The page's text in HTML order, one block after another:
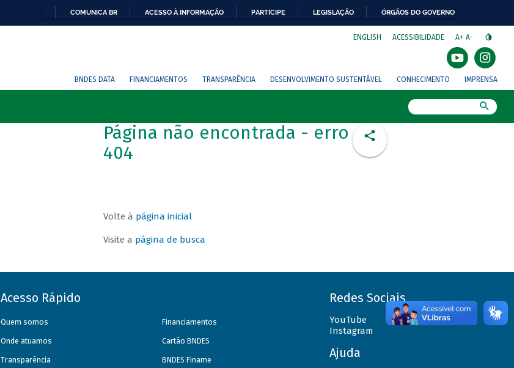
COMUNICA BR ACESSO À INFORMAÇÃO PARTICIPE LEGISLAÇÃO ÓRGÃOS DO GOVERNO
ENGLISH ACESSIBILIDADE A+ A-
BNDES DATA FINANCIAMENTOS TRANSPARÊNCIA DESENVOLVIMENTO SUSTENTÁVEL CONHECIMENTO IMPRENSA
Página não encontrada - erro
404
Volte à página inicial
Visite a página de busca
Acesso Rápido
Quem somos
Onde atuamos
Transparência
Financiamentos
Cartão BNDES
BNDES Finame
Redes Sociais
YouTube
Instagram
Ajuda